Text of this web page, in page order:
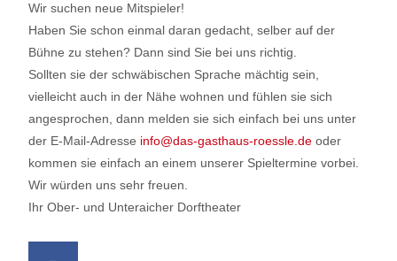
Wir suchen neue Mitspieler!
Haben Sie schon einmal daran gedacht, selber auf der
Bühne zu stehen? Dann sind Sie bei uns richtig.
Sollten sie der schwäbischen Sprache mächtig sein,
vielleicht auch in der Nähe wohnen und fühlen sie sich
angesprochen, dann melden sie sich einfach bei uns unter
der E-Mail-Adresse info@das-gasthaus-roessle.de oder
kommen sie einfach an einem unserer Spieltermine vorbei.
Wir würden uns sehr freuen.
Ihr Ober- und Unteraicher Dorftheater